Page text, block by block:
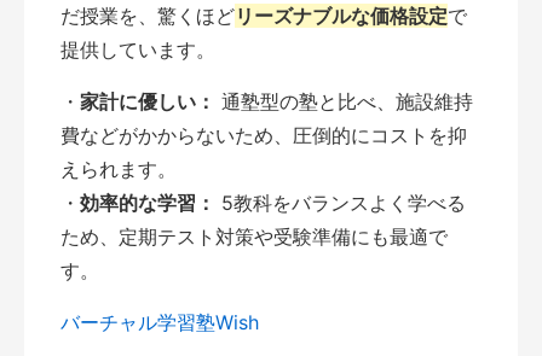
だ授業を、驚くほどリーズナブルな価格設定で
提供しています。
・ 家計に優しい： 通塾型の塾と比べ、施設維持
費などがかからないため、圧倒的にコストを抑
えられます。
・ 効率的な学習： 5教科をバランスよく学べる
ため、定期テスト対策や受験準備にも最適で
す。
バーチャル学習塾Wish